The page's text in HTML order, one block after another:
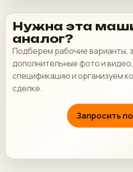
Нужна эта
аналог?
Подберем рабочие варианты,
дополнительные фото и
спецификацию и организуем
сделке.
Запросить